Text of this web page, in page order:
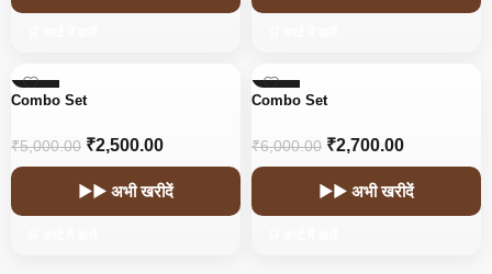
-50%
Combo Set
₹5,000.00 ₹2,500.00
▶▶ अभी खरीदें
-55%
Combo Set
₹6,000.00 ₹2,700.00
▶▶ अभी खरीदें